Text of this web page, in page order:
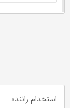
استخدام راننده